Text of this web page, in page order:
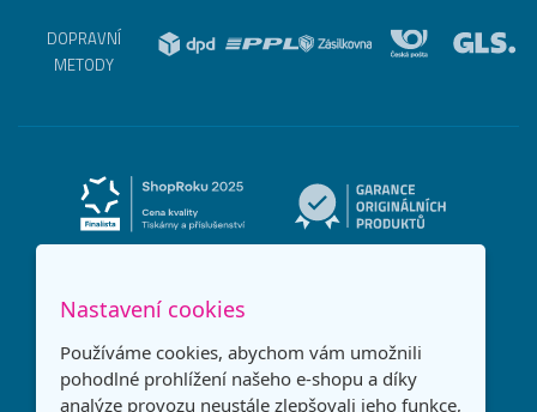
DOPRAVNÍ
METODY
Nastavení cookies
Používáme cookies, abychom vám umožnili
pohodlné prohlížení našeho e-shopu a díky
analýze provozu neustále zlepšovali jeho funkce,